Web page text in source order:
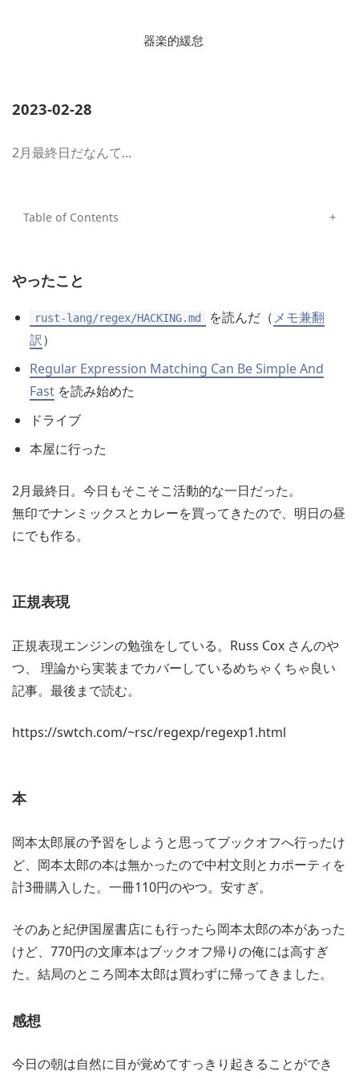
器楽的緩怠
2023-02-28
2月最終日だなんて...
やったこと
rust-lang/regex/HACKING.md を読んだ（メモ兼翻
訳）
Regular Expression Matching Can Be Simple And
Fast を読み始めた
ドライブ
本屋に行った
2月最終日。今日もそこそこ活動的な一日だった。
無印でナンミックスとカレーを買ってきたので、明日の昼
にでも作る。
正規表現
正規表現エンジンの勉強をしている。Russ Cox さんのや
つ、 理論から実装までカバーしているめちゃくちゃ良い
記事。最後まで読む。
https://swtch.com/~rsc/regexp/regexp1.html
本
岡本太郎展の予習をしようと思ってブックオフへ行ったけ
ど、岡本太郎の本は無かったので中村文則とカポーティを
計3冊購入した。一冊110円のやつ。安すぎ。
そのあと紀伊国屋書店にも行ったら岡本太郎の本があった
けど、770円の文庫本はブックオフ帰りの俺には高すぎ
た。結局のところ岡本太郎は買わずに帰ってきました。
感想
今日の朝は自然に目が覚めてすっきり起きることができ